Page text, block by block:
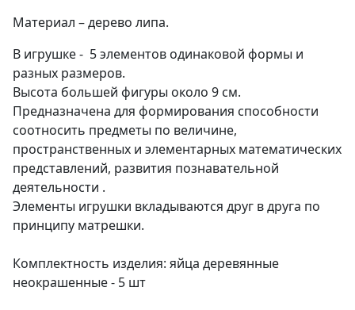
Материал – дерево липа.
В игрушке - 5 элементов одинаковой формы и
разных размеров.
Высота большей фигуры около 9 см.
Предназначена для формирования способности
соотносить предметы по величине,
пространственных и элементарных математических
представлений, развития познавательной
деятельности .
Элементы игрушки вкладываются друг в друга по
принципу матрешки.
Комплектность изделия: яйца деревянные
неокрашенные - 5 шт